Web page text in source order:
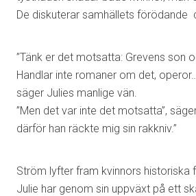
De diskuterar samhällets förödande
”Tänk er det motsatta: Grevens son
Handlar inte romaner om det,
säger Julies manlige vän.
”Men det var inte det motsatta”,
därför han räckte mig sin rakkniv.”
Ström lyfter fram kvinnors historiska
Julie har genom sin uppväxt på ett